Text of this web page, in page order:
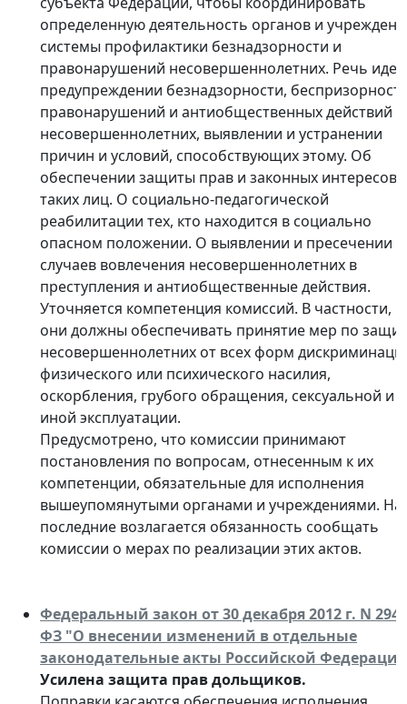
определенную деятельность органов и
системы профилактики безнадзорности и
правонарушений несовершеннолетних. Речь
предупреждении безнадзорности,
правонарушений и антиобщественных действий
несовершеннолетних, выявлении и устранении
причин и условий, способствующих этому. Об
обеспечении защиты прав и законных интересов
таких лиц. О социально-педагогической
реабилитации тех, кто находится в социально
опасном положении. О выявлении и пресечении
случаев вовлечения несовершеннолетних в
преступления и антиобщественные действия.
Уточняется компетенция комиссий. В частности,
они должны обеспечивать принятие мер по
несовершеннолетних от всех форм
физического или психического насилия,
оскорбления, грубого обращения, сексуальной и
иной эксплуатации.
Предусмотрено, что комиссии принимают
постановления по вопросам, отнесенным к их
компетенции, обязательные для исполнения
вышеупомянутыми органами и учреждениями. На
последние возлагается обязанность сообщать
комиссии о мерах по реализации этих актов.
Федеральный закон от 30 декабря 2012 г. N 294-
ФЗ "О внесении изменений в отдельные
законодательные акты Российской
Усилена защита прав дольщиков.